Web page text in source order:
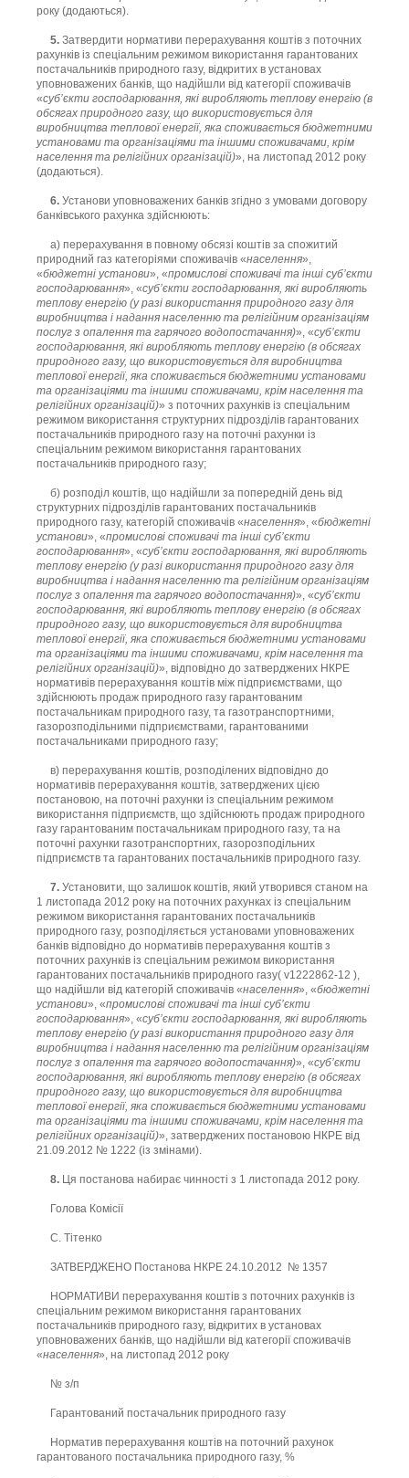
року (додаються).
5. Затвердити нормативи перерахування коштів з поточних
рахунків із спеціальним режимом використання гарантованих
постачальників природного газу, відкритих в установах
уповноважених банків, що надійшли від категорії споживачів
«суб’єкти господарювання, які виробляють теплову енергію (в
обсягах природного газу, що використовується для
виробництва теплової енергії, яка споживається бюджетними
установами та організаціями та іншими споживачами, крім
населення та релігійних організацій)», на листопад 2012 року
(додаються).
6. Установи уповноважених банків згідно з умовами договору
банківського рахунка здійснюють:
а) перерахування в повному обсязі коштів за спожитий
природний газ категоріями споживачів «населення»,
«бюджетні установи», «промислові споживачі та інші суб’єкти
господарювання», «суб’єкти господарювання, які виробляють
теплову енергію (у разі використання природного газу для
виробництва і надання населенню та релігійним організаціям
послуг з опалення та гарячого водопостачання)», «суб’єкти
господарювання, які виробляють теплову енергію (в обсягах
природного газу, що використовується для виробництва
теплової енергії, яка споживається бюджетними установами
та організаціями та іншими споживачами, крім населення та
релігійних організацій)» з поточних рахунків із спеціальним
режимом використання структурних підрозділів гарантованих
постачальників природного газу на поточні рахунки із
спеціальним режимом використання гарантованих
постачальників природного газу;
б) розподіл коштів, що надійшли за попередній день від
структурних підрозділів гарантованих постачальників
природного газу, категорій споживачів «населення», «бюджетні
установи», «промислові споживачі та інші суб’єкти
господарювання», «суб’єкти господарювання, які виробляють
теплову енергію (у разі використання природного газу для
виробництва і надання населенню та релігійним організаціям
послуг з опалення та гарячого водопостачання)», «суб’єкти
господарювання, які виробляють теплову енергію (в обсягах
природного газу, що використовується для виробництва
теплової енергії, яка споживається бюджетними установами
та організаціями та іншими споживачами, крім населення та
релігійних організацій)», відповідно до затверджених НКРЕ
нормативів перерахування коштів між підприємствами, що
здійснюють продаж природного газу гарантованим
постачальникам природного газу, та газотранспортними,
газорозподільними підприємствами, гарантованими
постачальниками природного газу;
в) перерахування коштів, розподілених відповідно до
нормативів перерахування коштів, затверджених цією
постановою, на поточні рахунки із спеціальним режимом
використання підприємств, що здійснюють продаж природного
газу гарантованим постачальникам природного газу, та на
поточні рахунки газотранспортних, газорозподільних
підприємств та гарантованих постачальників природного газу.
7. Установити, що залишок коштів, який утворився станом на
1 листопада 2012 року на поточних рахунках із спеціальним
режимом використання гарантованих постачальників
природного газу, розподіляється установами уповноважених
банків відповідно до нормативів перерахування коштів з
поточних рахунків із спеціальним режимом використання
гарантованих постачальників природного газу( v1222862-12 ),
що надійшли від категорій споживачів «населення», «бюджетні
установи», «промислові споживачі та інші суб’єкти
господарювання», «суб’єкти господарювання, які виробляють
теплову енергію (у разі використання природного газу для
виробництва і надання населенню та релігійним організаціям
послуг з опалення та гарячого водопостачання)», «суб’єкти
господарювання, які виробляють теплову енергію (в обсягах
природного газу, що використовується для виробництва
теплової енергії, яка споживається бюджетними установами
та організаціями та іншими споживачами, крім населення та
релігійних організацій)», затверджених постановою НКРЕ від
21.09.2012 № 1222 (із змінами).
8. Ця постанова набирає чинності з 1 листопада 2012 року.
Голова Комісії
С. Тітенко
ЗАТВЕРДЖЕНО Постанова НКРЕ 24.10.2012 № 1357
НОРМАТИВИ перерахування коштів з поточних рахунків із
спеціальним режимом використання гарантованих
постачальників природного газу, відкритих в установах
уповноважених банків, що надійшли від категорії споживачів
«населення», на листопад 2012 року
№ з/п
Гарантований постачальник природного газу
Норматив перерахування коштів на поточний рахунок
гарантованого постачальника природного газу, %